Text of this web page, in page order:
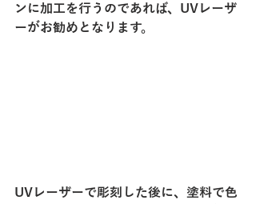
ンに加工を行うのであれば、UVレーザ
ーがお勧めとなります。
UVレーザーで彫刻した後に、塗料で色